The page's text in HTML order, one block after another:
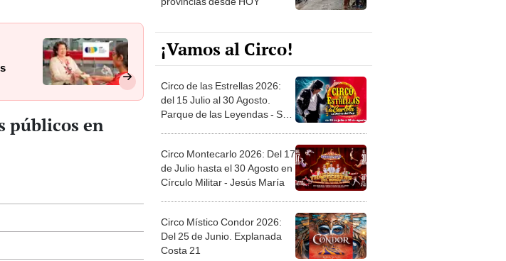
¡Vamos al Circo!
del 15 Julio al 30 Agosto.
Parque de las Leyendas - San
Miguel
de Julio hasta el 30 Agosto en
Círculo Militar - Jesús María
Del 25 de Junio. Explanada
Costa 21